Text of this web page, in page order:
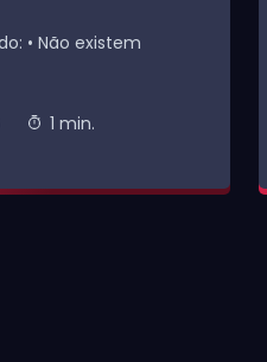
• Não existem
1 min.